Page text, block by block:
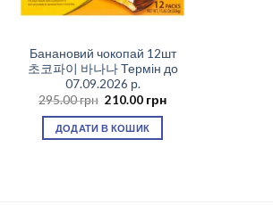
Банановий чокопай 12шт
초코파이 바나나 Термін до
07.09.2026 р.
295.00грн Оригінальна
295.00 грн.
210.00 грнПоточна
ДОДАТИ В КОШИК